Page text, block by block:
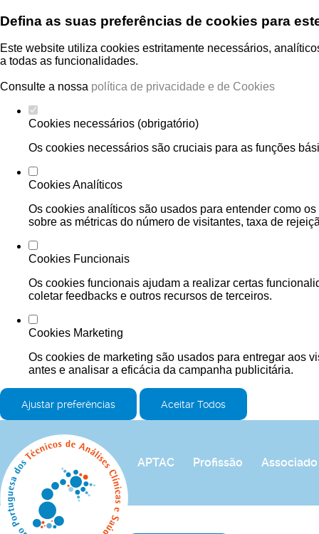
Defina as suas preferências de cookies para
Este website utiliza cookies estritamente necessários,
a todas as funcionalidades.
Consulte a nossa política de privacidade e de Cookies
Cookies necessários (obrigatório)
Os cookies necessários são cruciais para as funções
Cookies Analíticos
Os cookies analíticos são usados para entender como
sobre as métricas do número de visitantes, taxa de
Cookies Funcionais
Os cookies funcionais ajudam a realizar certas
coletar feedbacks e outros recursos de terceiros.
Cookies Marketing
Os cookies de marketing são usados para entregar aos
antes e analisar a eficácia da campanha publicitária.
Ajustar preferências Aceitar Todos
APTAC Profissão Associado